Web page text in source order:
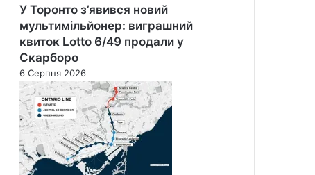
У Торонто з’явився новий
мультимільйонер: виграшний
квиток Lotto 6/49 продали у
Скарборо
6 Серпня 2026